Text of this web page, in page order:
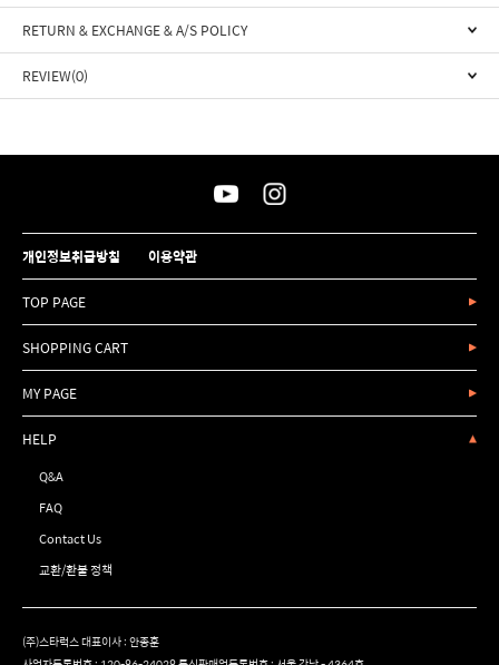
RETURN & EXCHANGE & A/S POLICY
REVIEW(0)
개인정보취급방침 이용약관
TOP PAGE
SHOPPING CART
MY PAGE
HELP
Q&A
FAQ
Contact Us
교환/환불 정책
(주)스타럭스 대표이사 : 안종훈